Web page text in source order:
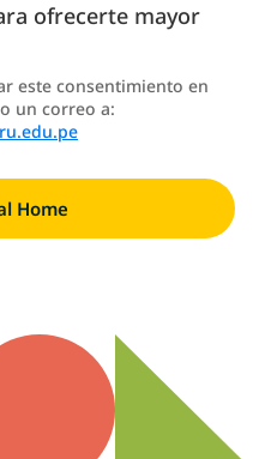
ofrecerte mayor
este consentimiento en
un correo a:
Home